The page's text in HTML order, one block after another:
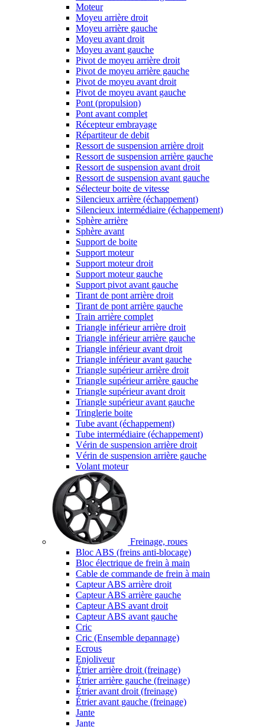
Moteur
Moyeu arrière droit
Moyeu arrière gauche
Moyeu avant droit
Moyeu avant gauche
Pivot de moyeu arrière droit
Pivot de moyeu arrière gauche
Pivot de moyeu avant droit
Pivot de moyeu avant gauche
Pont (propulsion)
Pont avant complet
Récepteur embrayage
Répartiteur de debit
Ressort de suspension arrière droit
Ressort de suspension arrière gauche
Ressort de suspension avant droit
Ressort de suspension avant gauche
Sélecteur boite de vitesse
Silencieux arrière (échappement)
Silencieux intermédiaire (échappement)
Sphère arrière
Sphère avant
Support de boite
Support moteur
Support moteur droit
Support moteur gauche
Support pivot avant gauche
Tirant de pont arrière droit
Tirant de pont arrière gauche
Train arrière complet
Triangle inférieur arrière droit
Triangle inférieur arrière gauche
Triangle inférieur avant droit
Triangle inférieur avant gauche
Triangle supérieur arrière droit
Triangle supérieur arrière gauche
Triangle supérieur avant droit
Triangle supérieur avant gauche
Tringlerie boite
Tube avant (échappement)
Tube intermédiaire (échappement)
Vérin de suspension arrière droit
Vérin de suspension arrière gauche
Volant moteur
Freinage, roues
Bloc ABS (freins anti-blocage)
Bloc électrique de frein à main
Cable de commande de frein à main
Capteur ABS arrière droit
Capteur ABS arrière gauche
Capteur ABS avant droit
Capteur ABS avant gauche
Cric
Cric (Ensemble depannage)
Ecrous
Enjoliveur
Étrier arrière droit (freinage)
Étrier arrière gauche (freinage)
Étrier avant droit (freinage)
Étrier avant gauche (freinage)
Jante
Jante